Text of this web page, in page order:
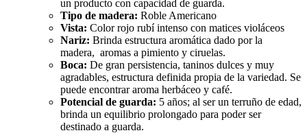
un producto con capacidad de guarda.
Tipo de madera: Roble Americano
Vista: Color rojo rubí intenso con matices violáceos
Nariz: Brinda estructura aromática dado por la
madera, aromas a pimiento y ciruelas.
Boca: De gran persistencia, taninos dulces y muy
agradables, estructura definida propia de la variedad. Se
puede encontrar aroma herbáceo y café.
Potencial de guarda: 5 años; al ser un terruño de edad,
brinda un equilibrio prolongado para poder ser
destinado a guarda.